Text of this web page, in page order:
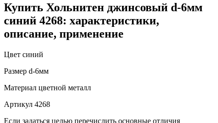
Купить Хольнитен джинсовый d-6мм
синий 4268: характеристики,
описание, применение
Цвет синий
Размер d-6мм
Материал цветной металл
Артикул 4268
Если задаться целью перечислить основные отличия